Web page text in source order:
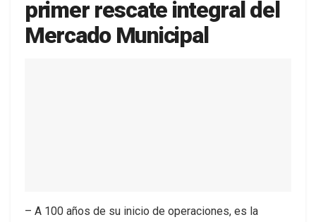
primer rescate integral del
Mercado Municipal
– A 100 años de su inicio de operaciones, es la